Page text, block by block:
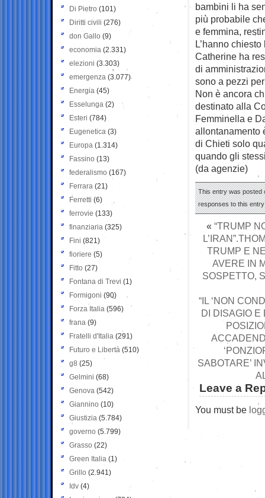
bambini li ha
più probabile
e femmina,
L’hanno
Catherine ha
di
sono a pezzi
Non è ancora
destinato alla
Femminella e
allontanamento
di Chieti solo
quando gli
(da agenzie)
This entry was posted
responses to this
« “TRUMP
TRUMP E
AVERE IN
SOSPETTO,
“IL ‘NON
DI DISAGIO E
SABOTARE’
Leave a
You must be
Di Pietro (101)
Diritti civili (276)
don Gallo (9)
economia (2.331)
elezioni (3.303)
emergenza (3.077)
Energia (45)
Esselunga (2)
Esteri (784)
Eugenetica (3)
Europa (1.314)
Fassino (13)
federalismo (167)
Ferrara (21)
Ferretti (6)
ferrovie (133)
finanziaria (325)
Fini (821)
fioriere (5)
Fitto (27)
Fontana di Trevi (1)
Formigoni (90)
Forza Italia (596)
frana (9)
Fratelli d'Italia (291)
Futuro e Libertà (510)
g8 (25)
Gelmini (68)
Genova (542)
Giannino (10)
Giustizia (5.784)
governo (5.799)
Grasso (22)
Green Italia (1)
Grillo (2.941)
Idv (4)